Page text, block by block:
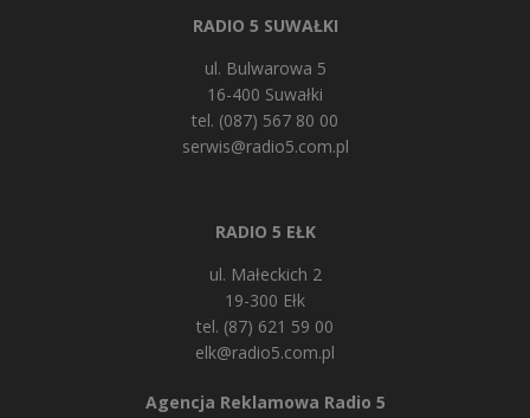
RADIO 5 SUWAŁKI
ul. Bulwarowa 5
16-400 Suwałki
tel. (087) 567 80 00
serwis@radio5.com.pl
RADIO 5 EŁK
ul. Małeckich 2
19-300 Ełk
tel. (87) 621 59 00
elk@radio5.com.pl
Agencja Reklamowa Radio 5